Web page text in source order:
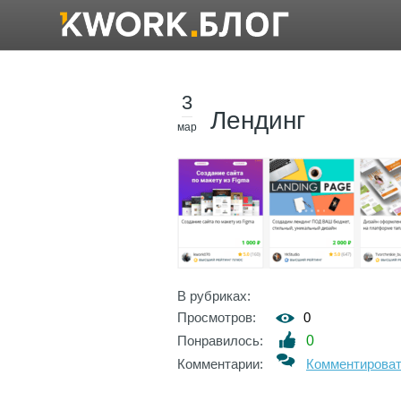
3
мар Лендинг
В рубриках:
Просмотров:
0
Понравилось:
0
Комментарии: